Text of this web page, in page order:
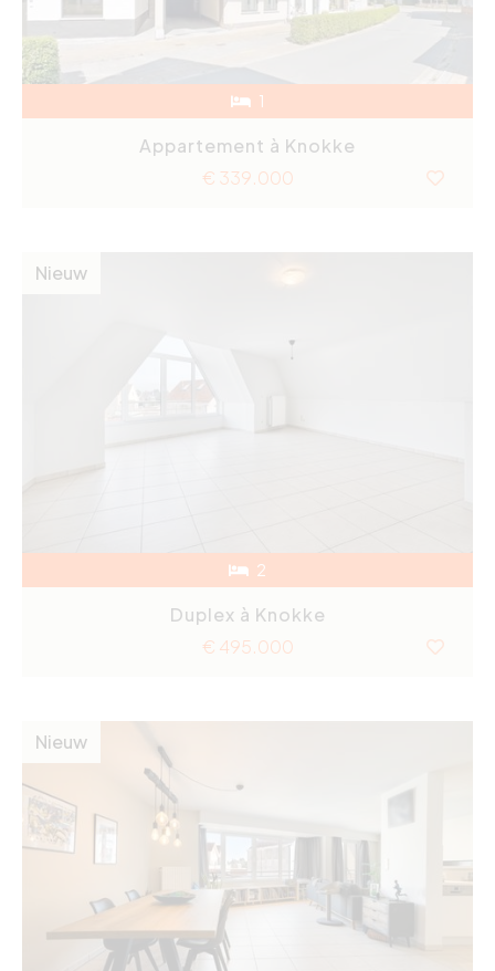
1
Appartement à Knokke
€ 339.000
Nieuw
2
Duplex à Knokke
€ 495.000
Nieuw